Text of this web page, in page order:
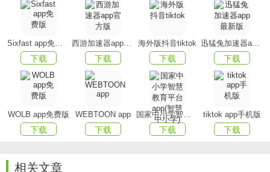
时排查重做，掌上笔记，随时记录。
主要包括：课表查询、课堂考勤、成绩查询、一卡通查
询、校园资讯、办事流程、统一身份认证、消息通知...等各类
服务。
客户端功能
【船员找培训】海事院校船员培训合作，在线报名海员
【在学习】培训课程人性化的服务提醒，学习进度一目
Sixfast app免费版
下载
西游加速器app官方版
下载
海外版抖音tiktok
下载
迅猛兔加速器app最新版
下载
WOLB app免费版
下载
WEBTOON app
下载
国家中小学智慧教育平台app(智慧中小学)
下载
tiktok app手机版
下载
相关文章